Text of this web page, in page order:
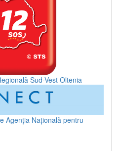
Sud-Vest Oltenia
Agenția Națională pentru